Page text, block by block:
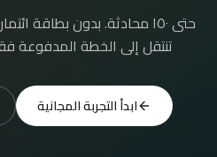
حتى ١٥٠ محادثة. بدون بطاقة
تنتقل إلى الخطة المدفوعة
ابدأ التجربة المجانية